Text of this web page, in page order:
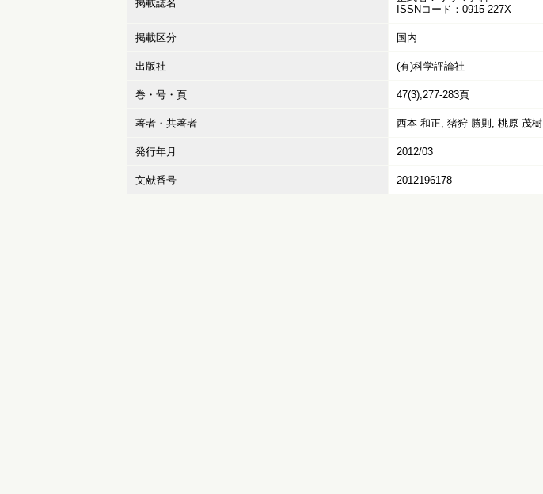
掲載誌名
ISSNコード：0915-227X
掲載区分 国内
出版社 (有)科学評論社
巻・号・頁 47(3),277-283頁
著者・共著者 西本 和正, 猪狩 勝則, 桃原 茂樹
発行年月 2012/03
文献番号 2012196178